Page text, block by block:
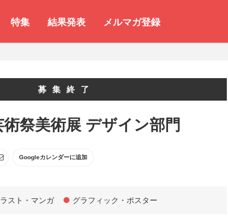
特集 結果発表 メルマガ登録
募集終了
祭美術展 デザイン部門
Googleカレンダーに追加
スト・マンガ グラフィック・ポスター